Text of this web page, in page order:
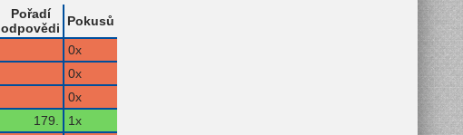
Pořadí
odpovědi
Pokusů
0x
0x
0x
179.
1x